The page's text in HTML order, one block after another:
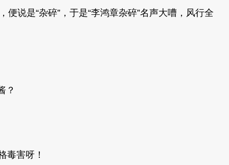
说是“杂碎”，于是“李鸿章杂碎”名声大嘈，风行全
？
毒害呀！